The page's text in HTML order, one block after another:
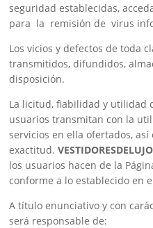
seguridad establecidas,
para la remisión de virus
Los vicios y defectos de toda
transmitidos, difundidos,
disposición.
La licitud, fiabilidad y utilidad
usuarios transmitan con la
servicios en ella ofertados,
exactitud.VESTIDORESDELUJO
los usuarios hacen de la
conforme a lo establecido en
A título enunciativo y con
será responsable de: